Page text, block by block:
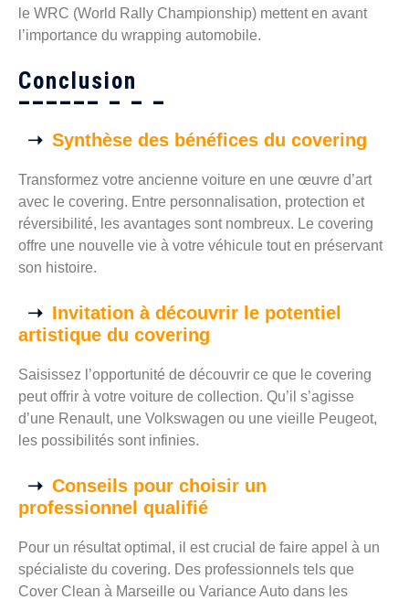
le WRC (World Rally Championship) mettent en avant
l’importance du wrapping automobile.
Conclusion
Synthèse des bénéfices du covering
Transformez votre ancienne voiture en une œuvre d’art
avec le covering. Entre personnalisation, protection et
réversibilité, les avantages sont nombreux. Le covering
offre une nouvelle vie à votre véhicule tout en préservant
son histoire.
Invitation à découvrir le potentiel
artistique du covering
Saisissez l’opportunité de découvrir ce que le covering
peut offrir à votre voiture de collection. Qu’il s’agisse
d’une Renault, une Volkswagen ou une vieille Peugeot,
les possibilités sont infinies.
Conseils pour choisir un
professionnel qualifié
Pour un résultat optimal, il est crucial de faire appel à un
spécialiste du covering. Des professionnels tels que
Cover Clean à Marseille ou Variance Auto dans les